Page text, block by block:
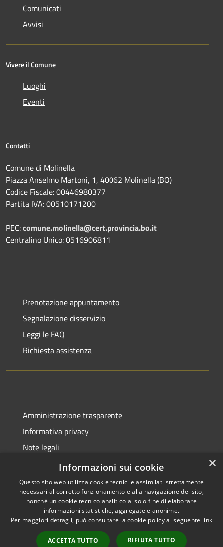
Comunicati
Avvisi
Vivere il Comune
Luoghi
Eventi
Contatti
Comune di Molinella
Piazza Anselmo Martoni, 1, 40062 Molinella (BO)
Codice Fiscale: 00446980377
Partita IVA: 00510171200
PEC:comune.molinella@cert.provincia.bo.it
Centralino Unico: 0516906811
Prenotazione appuntamento
Segnalazione disservizio
Leggi le FAQ
Richiesta assistenza
Amministrazione trasparente
Informativa privacy
Note legali
Dichiarazione di accessibilità
Accessibilità
Copyright © 2026 • Comune di
Molinella • Powered by
Municipium•
Accesso
×
Informazioni sui cookie
Questo sito web utilizza cookie tecnici e assimilati strettamente
necessari al corretto funzionamento e alla navigazione del sito,
nonché un cookie tecnico analitico al solo fine di elaborare
informazioni statistiche, aggregate e anonime.
Per maggiori dettagli, può consultare la cookie policy al seguente link
ACCETTA TUTTO RIFIUTA TUTTO